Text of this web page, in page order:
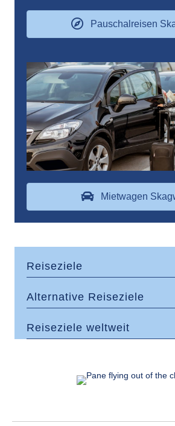
Pauschalreisen
Mietwagen
Reiseziele
Alternative Reiseziele
Reiseziele weltweit